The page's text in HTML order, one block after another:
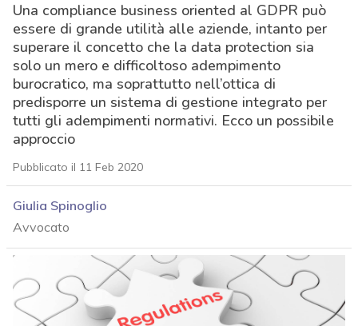
Una compliance business oriented al GDPR può
essere di grande utilità alle aziende, intanto per
superare il concetto che la data protection sia
solo un mero e difficoltoso adempimento
burocratico, ma soprattutto nell’ottica di
predisporre un sistema di gestione integrato per
tutti gli adempimenti normativi. Ecco un possibile
approccio
Pubblicato il 11 Feb 2020
Giulia Spinoglio
Avvocato